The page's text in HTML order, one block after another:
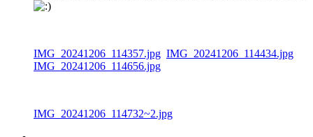
IMG_20241206_114357.jpg IMG_20241206_114434.jpg
IMG_20241206_114656.jpg
IMG_20241206_114732~2.jpg